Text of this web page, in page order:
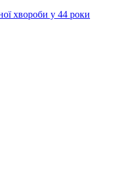
хвороби у 44 роки